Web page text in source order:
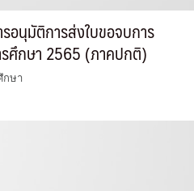
อนุมัติการส่งใบขอจบการ
ศึกษา 2565 (ภาคปกติ)
กษา